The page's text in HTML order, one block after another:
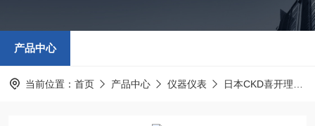
产品中心
当前位置： 首页 产品中心 仪器仪表 日本CKD喜开理